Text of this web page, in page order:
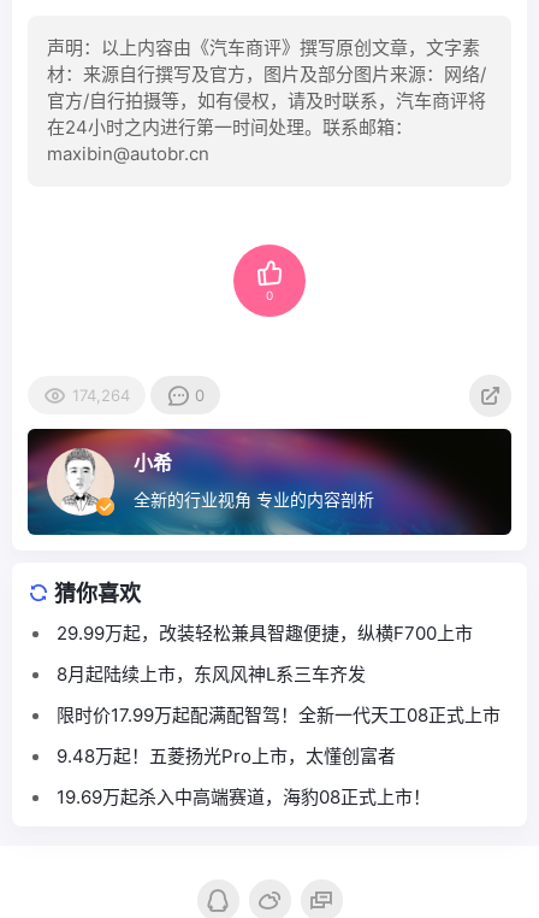
声明：以上内容由《汽车商评》撰写原创文章，文字素
材：来源自行撰写及官方，图片及部分图片来源：网络/
官方/自行拍摄等，如有侵权，请及时联系，汽车商评将
在24小时之内进行第一时间处理。联系邮箱：
maxibin@autobr.cn
0
174,264 0
小希
全新的行业视角 专业的内容剖析
猜你喜欢
29.99万起，改装轻松兼具智趣便捷，纵横F700上市
8月起陆续上市，东风风神L系三车齐发
限时价17.99万起配满配智驾！全新一代天工08正式上市
9.48万起！五菱扬光Pro上市，太懂创富者
19.69万起杀入中高端赛道，海豹08正式上市！